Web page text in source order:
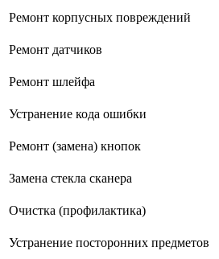
Ремонт корпусных повреждений
Ремонт датчиков
Ремонт шлейфа
Устранение кода ошибки
Ремонт (замена) кнопок
Замена стекла сканера
Очистка (профилактика)
Устранение посторонних предметов